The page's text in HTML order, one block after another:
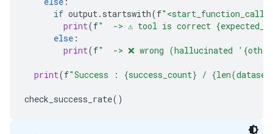
        "return": {
          "type": "string"
        }
      },
      "type": "function"
    },
    {
      "function": {
"description": "Search public
if output. startswith(f
print(f"  -> ⚠️ tool is correct
else :
print(f"  -> ❌ wrong (hallucinated
print(f"Success : {success_count} /
check_success_rate()